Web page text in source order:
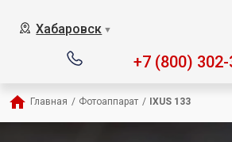
Хабаровск ▼
+7 (800)
Главная / Фотоаппарат / IXUS 133